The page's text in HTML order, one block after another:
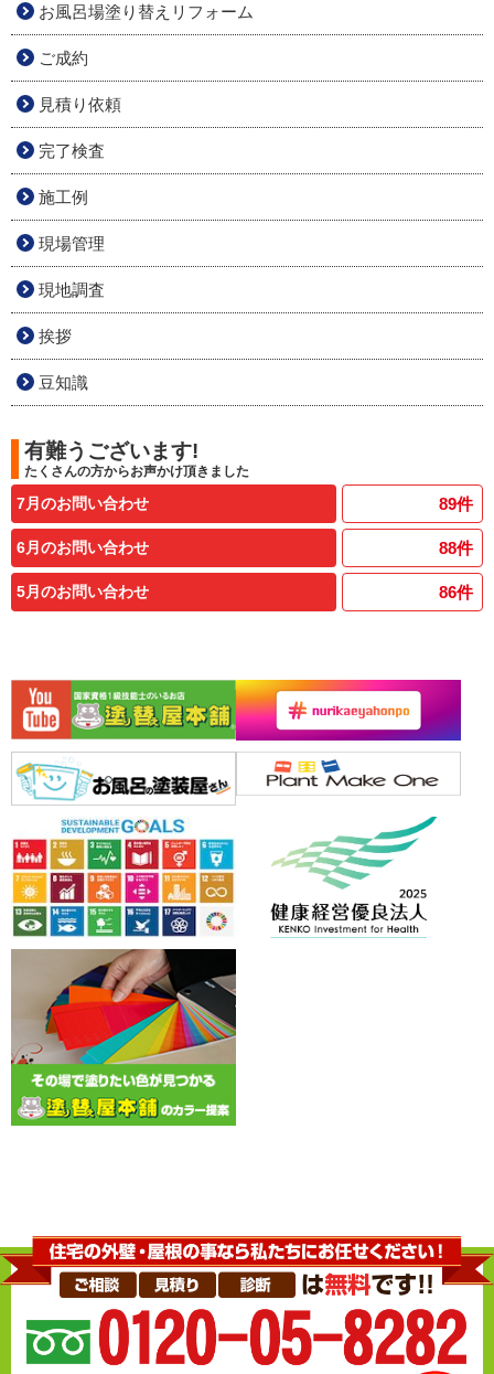
お風呂場塗り替えリフォーム
ご成約
見積り依頼
完了検査
施工例
現場管理
現地調査
挨拶
豆知識
有難うございます!
たくさんの方からお声かけ頂きました
7月のお問い合わせ 89件
6月のお問い合わせ 88件
5月のお問い合わせ 86件